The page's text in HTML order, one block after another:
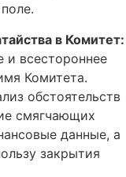
в Комитет:
и всестороннее
Комитета.
обстоятельств
смягчающих
данные, а
закрытия